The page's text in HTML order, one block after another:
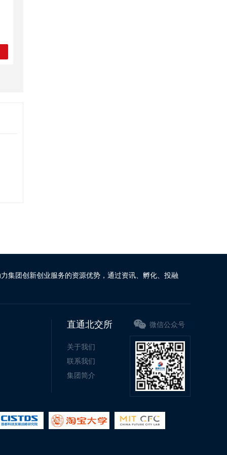
集团创新创业服务的资源优势，通过资讯、孵化、投融
直通北交所
关于我们
联系我们
集团简介
微信公众号